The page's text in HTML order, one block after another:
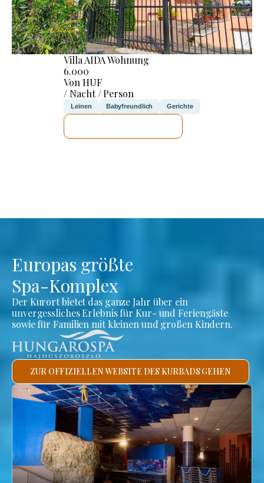
Villa AIDA Wohnung
6.000
Von HUF
/ Nacht / Person
Leinen Babyfreundlich Gerichte
Europas größte
Spa-Komplex
Der Kurort bietet das ganze Jahr über ein
unvergessliches Erlebnis für Kur- und Feriengäste
sowie für Familien mit kleinen und großen Kindern.
ZUR OFFIZIELLEN WEBSITE DES KURBADS GEHEN